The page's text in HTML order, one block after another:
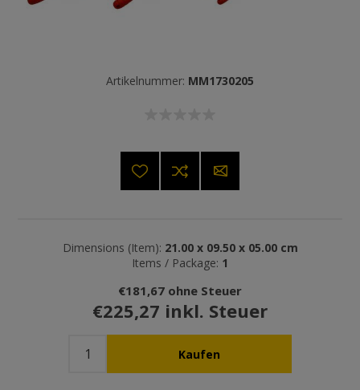
Artikelnummer: MM1730205
Dimensions (Item): 21.00 x 09.50 x 05.00 cm
Items / Package: 1
€181,67 ohne Steuer
€225,27 inkl. Steuer